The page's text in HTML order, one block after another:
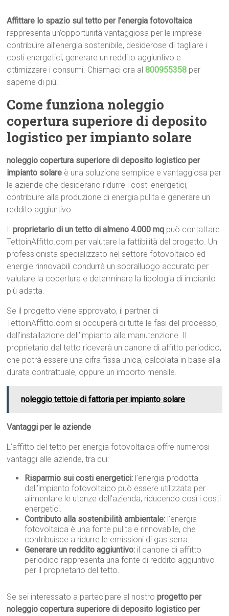
Affittare lo spazio sul tetto per l’energia fotovoltaica
rappresenta un’opportunità vantaggiosa per le imprese
contribuire all’energia sostenibile, desiderose di tagliare i
costi energetici, generare un reddito aggiuntivo e
ottimizzare i consumi. Chiamaci ora al800955358 per
saperne di più!
Come funziona noleggio
copertura superiore di deposito
logistico per impianto solare
noleggio copertura superiore di deposito logistico per
impianto solare è una soluzione semplice e vantaggiosa per
le aziende che desiderano ridurre i costi energetici,
contribuire alla produzione di energia pulita e generare un
reddito aggiuntivo.
Ilproprietario di un tetto di almeno 4.000 mq può contattare
TettoinAffitto.com per valutare la fattibilità del progetto. Un
professionista specializzato nel settore fotovoltaico ed
energie rinnovabili condurrà un sopralluogo accurato per
valutare la copertura e determinare la tipologia di impianto
più adatta.
Se il progetto viene approvato, il partner di
TettoinAffitto.com si occuperà di tutte le fasi del processo,
dall’installazione dell’impianto alla manutenzione. Il
proprietario del tetto riceverà un canone di affitto periodico,
che potrà essere una cifra fissa unica, calcolata in base alla
durata contrattuale, oppure un importo mensile.
noleggio tettoie di fattoria per impianto solare
Vantaggi per le aziende
L’affitto del tetto per energia fotovoltaica offre numerosi
vantaggi alle aziende, tra cui:
Risparmio sui costi energetici: l’energia prodotta
dall’impianto fotovoltaico può essere utilizzata per
alimentare le utenze dell’azienda, riducendo così i costi
energetici.
Contributo alla sostenibilità ambientale: l’energia
fotovoltaica è una fonte pulita e rinnovabile, che
contribuisce a ridurre le emissioni di gas serra.
Generare un reddito aggiuntivo: il canone di affitto
periodico rappresenta una fonte di reddito aggiuntivo
per il proprietario del tetto.
Se sei interessato a partecipare al nostroprogetto per
noleggio copertura superiore di deposito logistico per